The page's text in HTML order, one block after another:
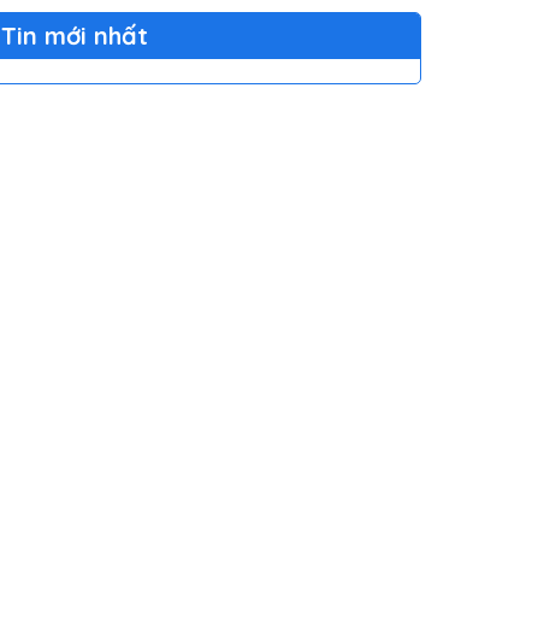
Tin mới nhất